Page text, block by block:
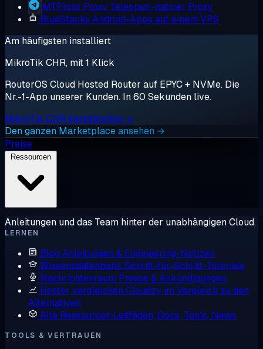
MTProto Proxy Telegram-nativer Proxy
BlueStacks Android-Apps auf einem VPS
Am häufigsten installiert
MikroTik CHR, mit 1 Klick
RouterOS Cloud Hosted Router auf EPYC + NVMe. Die
Nr.-1-App unserer Kunden. In 60 Sekunden live.
MikroTik CHR bereitstellen →
Den ganzen Marketplace ansehen →
Preise
Anleitungen und das Team hinter der unabhängigen Cloud.
LERNEN
Blog Anleitungen & Engineering-Notizen
Wissensdatenbank Schritt-für-Schritt-Tutorials
Nachrichtenraum Presse & Ankündigungen
Hoster vergleichen Cloudzy im Vergleich zu den
Alternativen
Alle Ressourcen Leitfäden, Docs, Tools, News
TOOLS & VERTRAUEN